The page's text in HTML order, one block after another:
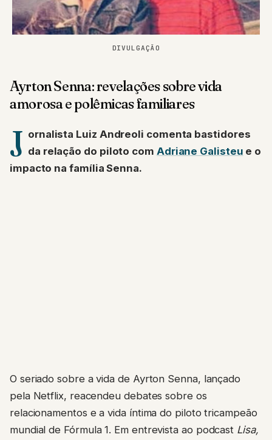
DIVULGAÇÃO
Ayrton Senna: revelações sobre vida
amorosa e polêmicas familiares
J ornalista Luiz Andreoli comenta bastidores
da relação do piloto com Adriane Galisteu e o
impacto na família Senna.
O seriado sobre a vida de Ayrton Senna, lançado
pela Netflix, reacendeu debates sobre os
relacionamentos e a vida íntima do piloto tricampeão
mundial de Fórmula 1. Em entrevista ao podcast Lisa,